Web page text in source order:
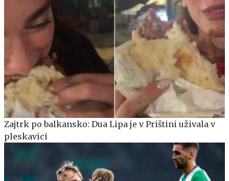
Zajtrk po balkansko: Dua Lipa je v Prištini uživala v
pleskavici